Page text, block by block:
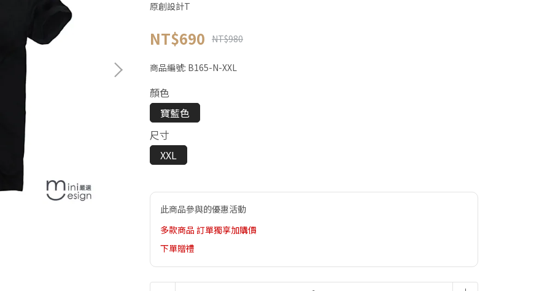
原創設計T
NT$690 NT$980
商品編號: B165-N-XXL
顏色
寶藍色
尺寸
XXL
此商品參與的優惠活動
多款商品 訂單獨享加購價
下單贈禮